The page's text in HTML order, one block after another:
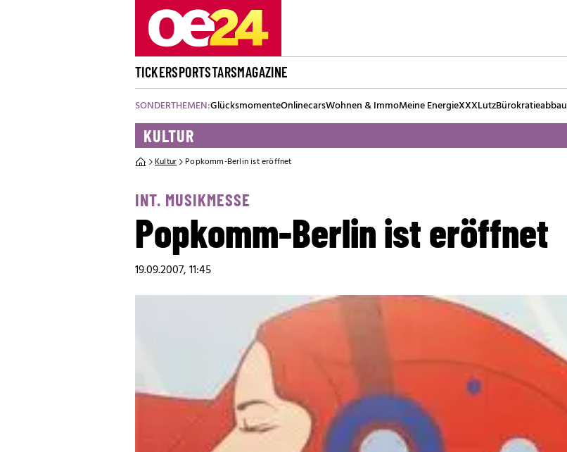
TICKERSPORTSTARSMAGAZINE
SONDERTHEMEN:GlücksmomenteOnlinecarsWohnen & ImmoMeine EnergieXXXLutzBürokratieabbau
KULTUR
Kultur Popkomm-Berlin ist eröffnet
INT. MUSIKMESSE
Popkomm-Berlin ist eröffnet
19.09.2007, 11:45